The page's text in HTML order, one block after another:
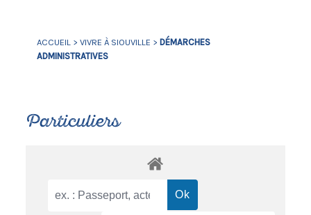
ACCUEIL > VIVRE À SIOUVILLE > DÉMARCHES
ADMINISTRATIVES
Particuliers